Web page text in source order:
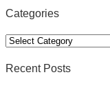
Categories
Categories
Recent Posts